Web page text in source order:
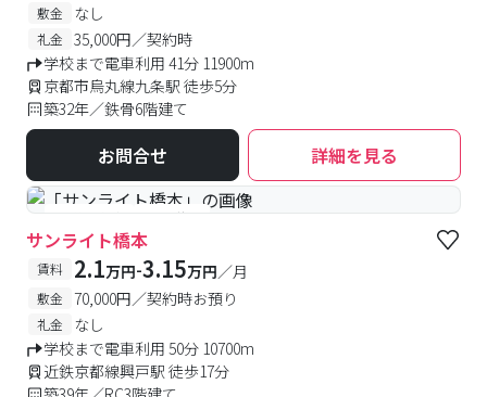
敷金 なし
礼金
35,000円／契約時
学校まで電車利用 41分 11900m
京都市烏丸線九条駅 徒歩5分
築32年／鉄骨6階建て
お問合せ 詳細を見る
#予約受付中 #空室待ち
サンライト橋本
賃料 2.1万円-3.15万円／月
敷金 70,000円／契約時お預り
礼金
なし
学校まで電車利用 50分 10700m
近鉄京都線興戸駅 徒歩17分